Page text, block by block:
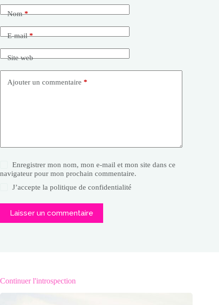
Nom*
E-mail*
Site web
Ajouter un commentaire *
Enregistrer mon nom, mon e-mail et mon site dans ce
navigateur pour mon prochain commentaire.
J’accepte lapolitique de confidentialité
Laisser un commentaire
Continuer l'introspection